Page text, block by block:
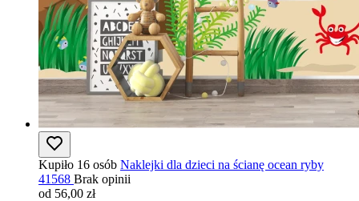
Kupiło 16 osób Naklejki dla dzieci na ścianę ocean ryby
41568 Brak opinii
od 56,00 zł